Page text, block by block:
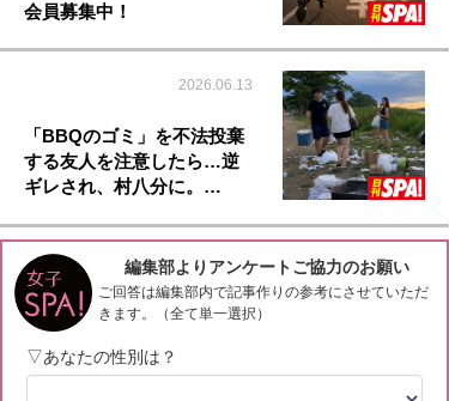
会員募集中！
2026.06.13
「BBQのゴミ」を不法投棄
する友人を注意したら…逆
ギレされ、村八分に。…